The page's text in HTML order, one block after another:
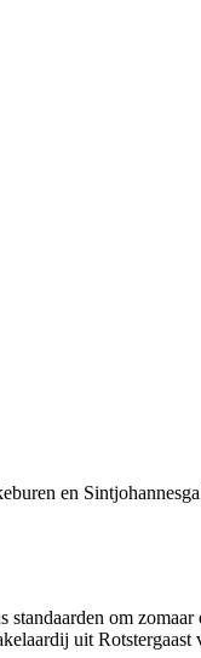
en
om zomaar
uit Rotstergaast